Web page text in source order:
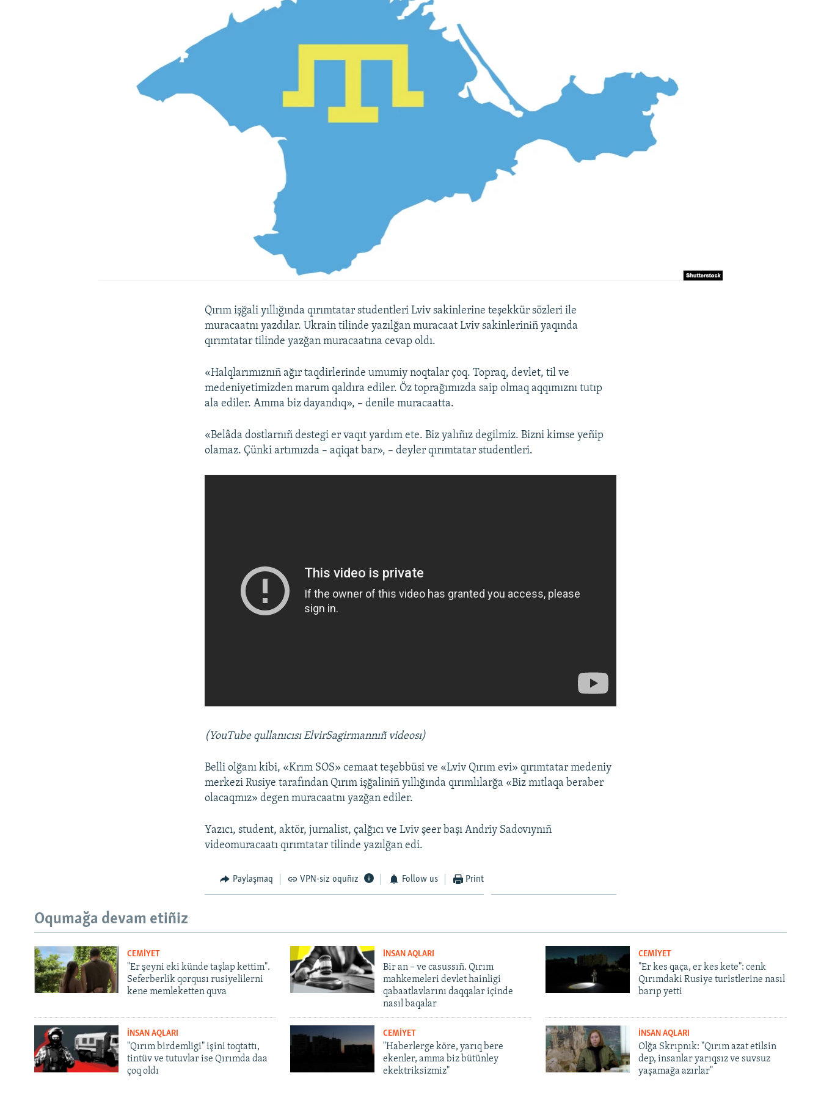
Qırım işğali yıllığında qırımtatar studentleri Lviv sakinlerine teşekkür sözleri ile
muracaatnı yazdılar. Ukrain tilinde yazılğan muracaat Lviv sakinlerinіñ yaqında
qırımtatar tilinde yazğan muracaatına cevap oldı.
«Halqlarımıznıñ ağır taqdirlerinde umumiy noqtalar çoq. Topraq, devlet, til ve
medeniyetimizden marum qaldıra ediler. Öz toprağımızda saip olmaq aqqımıznı tutıp
ala ediler. Amma biz dayandıq», – denile muracaatta.
«Belâda dostlarnıñ destegi er vaqıt yardım ete. Biz yalıñız degilmiz. Bizni kimse yeñip
olamaz. Çünki artımızda – aqiqat bar», – deyler qırımtatar studentleri.
(YouTubequllanıcısıElvirSagirmannıñ videosı)
Belli olğanı kibi, «Krım SOS» cemaat teşebbüsi ve «Lviv Qırım evi» qırımtatar medeniy
merkezi Rusiye tarafından Qırım işğaliniñ yıllığında qırımlılarğa «Biz mıtlaqa beraber
olacaqmız» degen muracaatnı yazğan ediler.
Yazıcı, student, aktör, jurnalist, çalğıcı ve Lviv şeer başı Andriy Sadovıynıñ
videomuracaatı qırımtatar tilinde yazılğan edi.
Paylaşmaq VPN-siz oquñız Follow us Print
Oqumağa devam etiñiz
CEMİYET
"Er şeyni eki künde taşlap kettim".
Seferberlik qorqusı rusiyelilerni
kene memleketten quva
İNSAN AQLARI
Bir an – ve casussıñ. Qırım
mahkemeleri devlet hainligi
qabaatlavlarını daqqalar içinde
nasıl baqalar
CEMİYET
"Er kes qaça, er kes kete": cenk
Qırımdaki Rusiye turistlerine nasıl
barıp yetti
İNSAN AQLARI
"Qırım birdemligi" işini toqtattı,
tintüv ve tutuvlar ise Qırımda daa
çoq oldı
CEMİYET
"Haberlerge köre, yarıq bere
ekenler, amma biz bütünley
ekektriksizmiz"
İNSAN AQLARI
Olğa Skrıpnık: "Qırım azat etilsin
dep, insanlar yarıqsız ve suvsuz
yaşamağa azırlar"